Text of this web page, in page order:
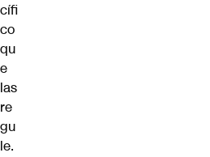
cífi
co
qu
e
las
re
gu
le.